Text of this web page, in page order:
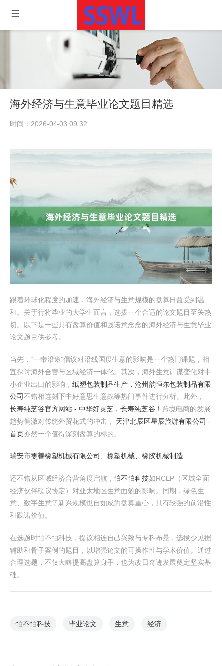
海外经济与生意毕业论文题目精选
时间：2026-04-03 09:32
跟着环球化程度的加速，海外经济与生意规模的盘算日益受到温
和。关于行将毕业的大学生而言，选拔一个合适的论文题目至关热
切。以下是一些具有盘算价值和践诺意念念的海外经济与生意毕业
论文题目供参考。
当先，“一带沿途”倡议对沿线国度生意的影响是一个热门课题，相
宜探讨海外合营与区域经济一体化。其次，海外生意计谋变化对中
小企业出口的影响， 纸塑包装制品生产，沧州韵恒尔包装制品有限
公司不错相连刻下中好意思生意战等热门事件进行分析。此外，
长寿纯芝谷官方网站 - 中华好灵芝，长寿纯芝谷！ 跨境电商的发展
趋势偏激对传统外贸花式的冲击， 天津北辰区星辰旅游有限公司 -
首页亦然一个值得深刻盘算的标的。
瑞安市雯善橡塑机械有限公司、橡塑机械、橡胶机械制造
还不错从区域经济合营角度启航，怕不怕科技如RCEP（区域全面
经济伙伴磋议协定）对亚太地区生意面貌的影响。同期，绿色生
意、数字生意等新兴规模也自如成为盘算重心，具有较强的前沿性
和践诺价值。
在选题时怕不怕科技，提议相连自己兴致与专科布景，选拔少见据
辅助和骨子案例的题目，以增强论文的可操作性与学术价值。通过
合理选题，不仅大略提高盘算身手，也为改日奇迹发展奠定坚实基
础。
怕不怕科技 毕业论文 生意 经济